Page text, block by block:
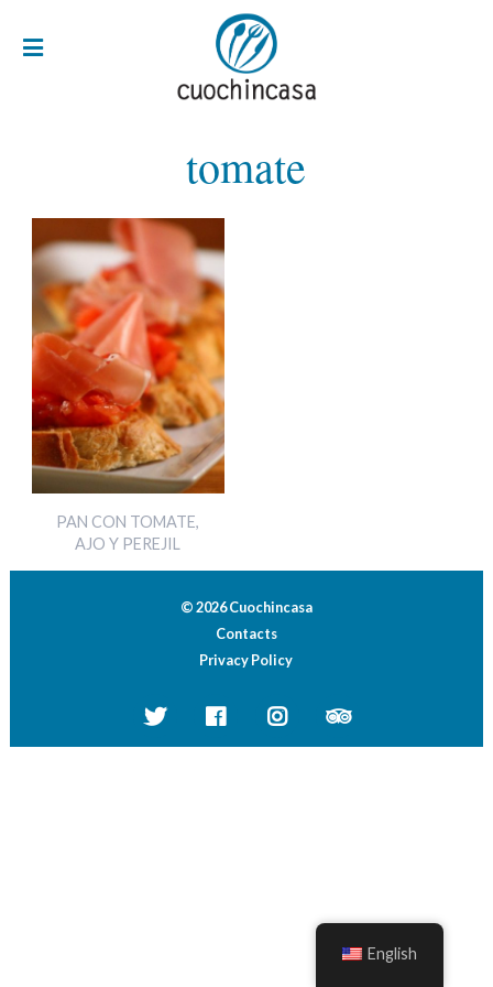
tomate
PAN CON TOMATE,
AJO Y PEREJIL
© 2026 Cuochincasa
Contacts
Privacy Policy
English